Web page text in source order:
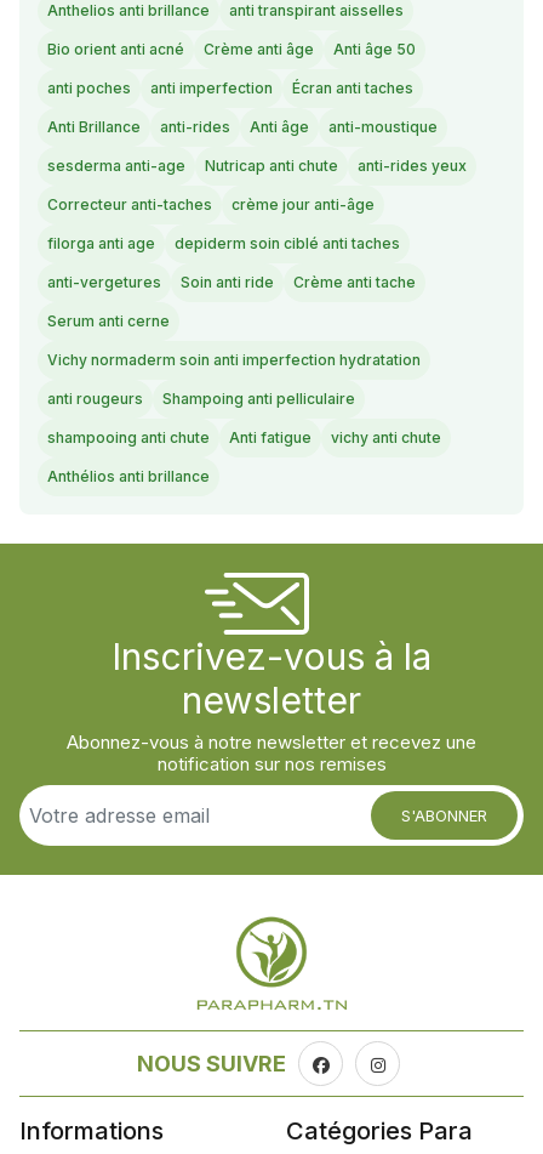
Anthelios anti brillance anti transpirant aisselles
Bio orient anti acné Crème anti âge Anti âge 50
anti poches anti imperfection Écran anti taches
Anti Brillance anti-rides Anti âge anti-moustique
sesderma anti-age Nutricap anti chute anti-rides yeux
Correcteur anti-taches crème jour anti-âge
filorga anti age depiderm soin ciblé anti taches
anti-vergetures Soin anti ride Crème anti tache
Serum anti cerne
Vichy normaderm soin anti imperfection hydratation
anti rougeurs Shampoing anti pelliculaire
shampooing anti chute Anti fatigue vichy anti chute
Anthélios anti brillance
Inscrivez-vous à la
newsletter
Abonnez-vous à notre newsletter et recevez une
notification sur nos remises
S'ABONNER
NOUS SUIVRE
Informations Catégories Para